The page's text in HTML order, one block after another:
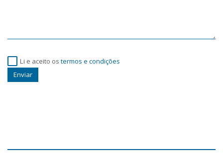
Li e aceito os termos e condições
Enviar